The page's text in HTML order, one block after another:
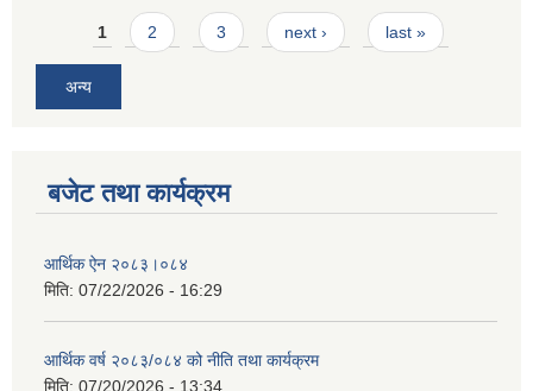
Pages
1 2 3 next › last »
अन्य
बजेट तथा कार्यक्रम
आर्थिक ऐन २०८३।०८४
मिति: 07/22/2026 - 16:29
आर्थिक वर्ष २०८३/०८४ को नीति तथा कार्यक्रम
मिति: 07/20/2026 - 13:34